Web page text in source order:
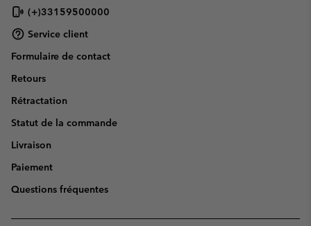
(+)33159500000
Service client
Formulaire de contact
Retours
Rétractation
Statut de la commande
Livraison
Paiement
Questions fréquentes